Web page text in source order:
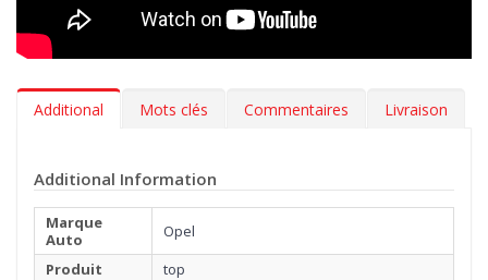
5 sieges 1999-04.2005. Vous pouvez, par ailleurs, décider
d’ajouter gratuitement, une talonnette, pour protéger la zone la
plus exposée à l’usure.
Additional Mots clés Commentaires Livraison
Additional Information
Marque
Auto
Opel
Produit
top